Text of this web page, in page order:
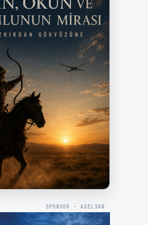
SPONSOR · ASELSAN